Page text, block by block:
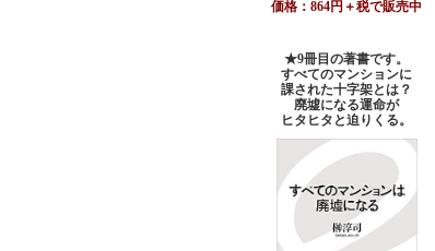
価格：864円＋税で販売中
★9冊目の著書です。
すべてのマンションに
課された十字架とは？
廃墟になる運命が
ヒタヒタと迫りくる。